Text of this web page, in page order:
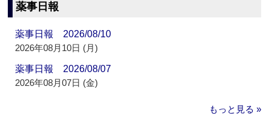
薬事日報
薬事日報 2026/08/10
2026年08月10日 (月)
薬事日報 2026/08/07
2026年08月07日 (金)
もっと見る »